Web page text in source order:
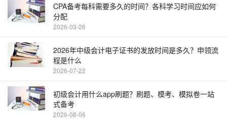
CPA备考每科需要多久的时间？各科学习时间应如何
分配
2026-03-26
2026年中级会计电子证书的发放时间是多久？申领流
程是什么
2026-07-22
初级会计用什么app刷题？刷题、模考、模拟卷一站
式备考
2026-08-06